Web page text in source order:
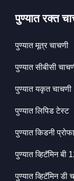
पुण्यात रक्त
पुण्यात मूत्र चाचणी
पुण्यात सीबीसी
पुण्यात यकृत चाचणी
पुण्यात लिपिड टेस्ट
पुण्यात किडनी
पुण्यात व्हिटॅमिन बी
पुण्यात व्हिटॅमिन डी